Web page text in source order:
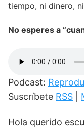
tiempo, ni dinero,
No esperes a
Podcast:
Suscríbete RSS
Hola querido